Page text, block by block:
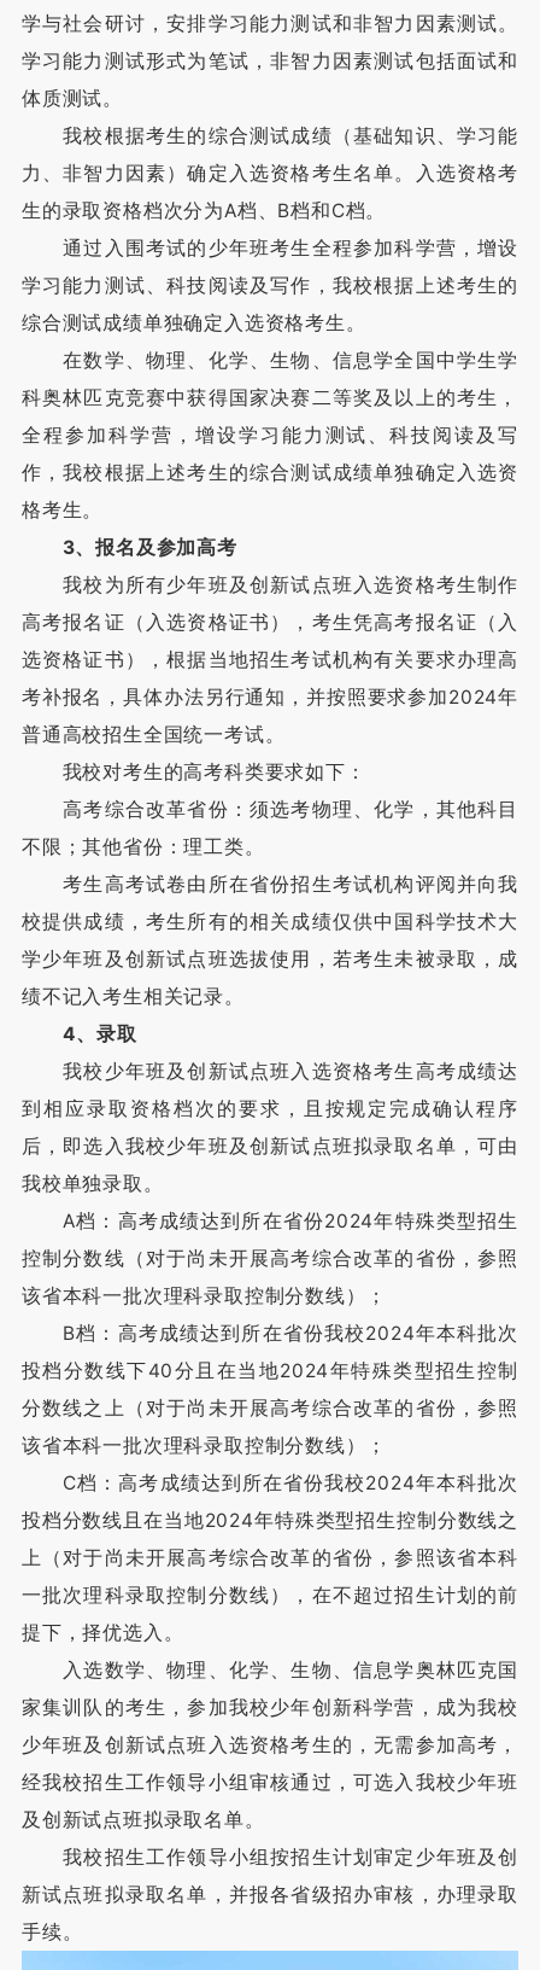
学与社会研讨，安排学习能力测试和非智力因素测试。
学习能力测试形式为笔试，非智力因素测试包括面试和
体质测试。
我校根据考生的综合测试成绩（基础知识、学习能
力、非智力因素）确定入选资格考生名单。入选资格考
生的录取资格档次分为A档、B档和C档。
通过入围考试的少年班考生全程参加科学营，增设
学习能力测试、科技阅读及写作，我校根据上述考生的
综合测试成绩单独确定入选资格考生。
在数学、物理、化学、生物、信息学全国中学生学
科奥林匹克竞赛中获得国家决赛二等奖及以上的考生，
全程参加科学营，增设学习能力测试、科技阅读及写
作，我校根据上述考生的综合测试成绩单独确定入选资
格考生。
3、报名及参加高考
我校为所有少年班及创新试点班入选资格考生制作
高考报名证（入选资格证书），考生凭高考报名证（入
选资格证书），根据当地招生考试机构有关要求办理高
考补报名，具体办法另行通知，并按照要求参加2024年
普通高校招生全国统一考试。
我校对考生的高考科类要求如下：
高考综合改革省份：须选考物理、化学，其他科目
不限；其他省份：理工类。
考生高考试卷由所在省份招生考试机构评阅并向我
校提供成绩，考生所有的相关成绩仅供中国科学技术大
学少年班及创新试点班选拔使用，若考生未被录取，成
绩不记入考生相关记录。
4、录取
我校少年班及创新试点班入选资格考生高考成绩达
到相应录取资格档次的要求，且按规定完成确认程序
后，即选入我校少年班及创新试点班拟录取名单，可由
我校单独录取。
A档：高考成绩达到所在省份2024年特殊类型招生
控制分数线（对于尚未开展高考综合改革的省份，参照
该省本科一批次理科录取控制分数线）；
B档：高考成绩达到所在省份我校2024年本科批次
投档分数线下40分且在当地2024年特殊类型招生控制
分数线之上（对于尚未开展高考综合改革的省份，参照
该省本科一批次理科录取控制分数线）；
C档：高考成绩达到所在省份我校2024年本科批次
投档分数线且在当地2024年特殊类型招生控制分数线之
上（对于尚未开展高考综合改革的省份，参照该省本科
一批次理科录取控制分数线），在不超过招生计划的前
提下，择优选入。
入选数学、物理、化学、生物、信息学奥林匹克国
家集训队的考生，参加我校少年创新科学营，成为我校
少年班及创新试点班入选资格考生的，无需参加高考，
经我校招生工作领导小组审核通过，可选入我校少年班
及创新试点班拟录取名单。
我校招生工作领导小组按招生计划审定少年班及创
新试点班拟录取名单，并报各省级招办审核，办理录取
手续。